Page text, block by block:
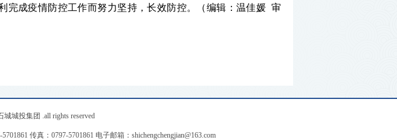
完成疫情防控工作而努力坚持，长效防控。（编辑：温佳媛 审
城投集团 .all rights reserved
传真：0797-5701861 电子邮箱： shichengchengjian@163.com